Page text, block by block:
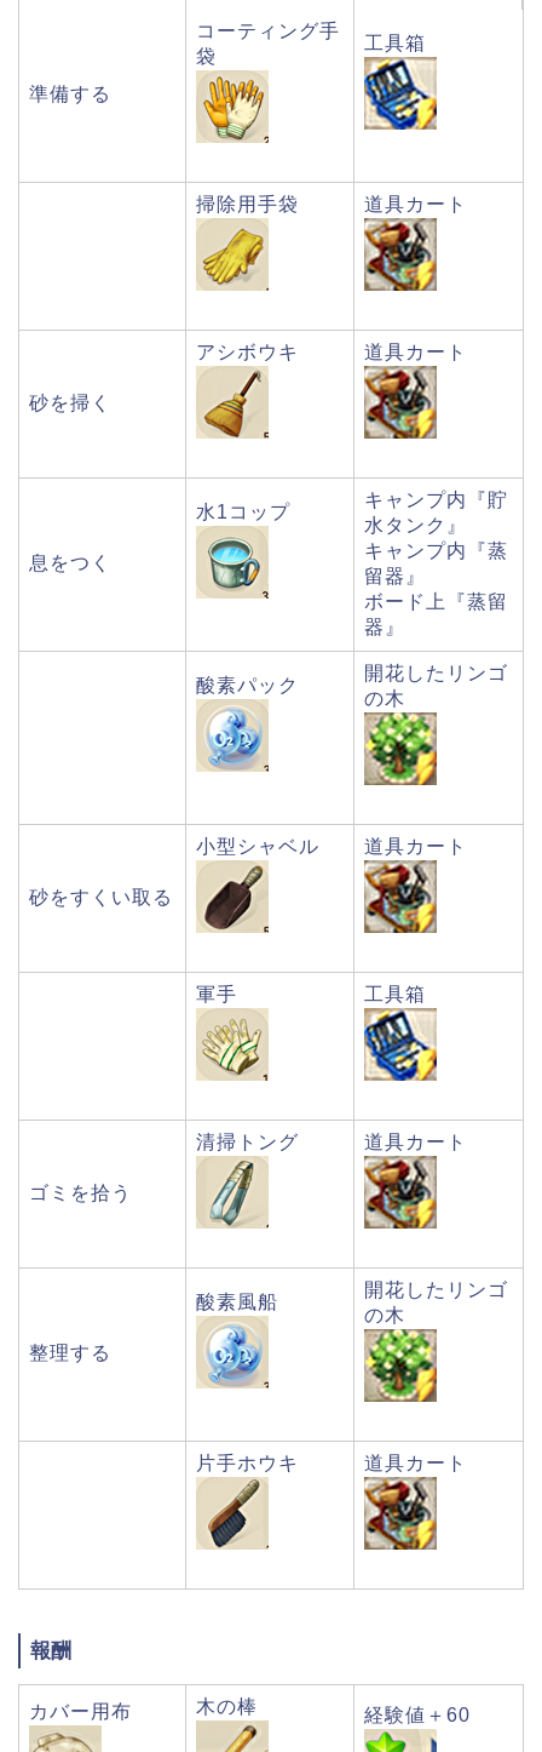
準備する
コーティング手
袋
工具箱
掃除用手袋 道具カート
砂を掃く
アシボウキ 道具カート
息をつく
水1コップ
キャンプ内『貯
水タンク』
キャンプ内『蒸
留器』
ボード上『蒸留
器』
酸素パック
開花したリンゴ
の木
砂をすくい取る
小型シャベル 道具カート
軍手 工具箱
ゴミを拾う
清掃トング 道具カート
整理する
酸素風船
開花したリンゴ
の木
片手ホウキ 道具カート
報酬
カバー用布 木の棒 経験値＋60